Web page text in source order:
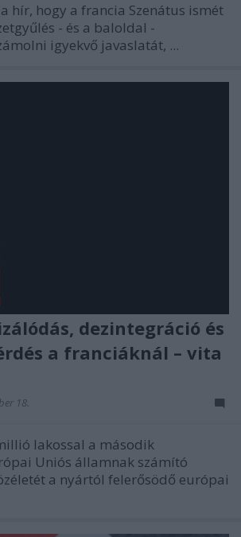
hír, hogy a francia Szenátus ismét
- és a baloldal -
igyekvő javaslatát, ...
dezintegráció és
a franciáknál – vita
18.
lakossal a második
Uniós államnak számító
a nyártól felerősödő európai